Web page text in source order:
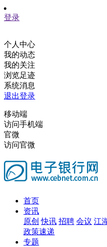
登录
个人中心
我的动态
我的关注
浏览足迹
系统消息
退出登录
移动端
访问手机端
官微
访问官微
首页
资讯
原创 快讯 招聘 会议 江
政策速递
专题